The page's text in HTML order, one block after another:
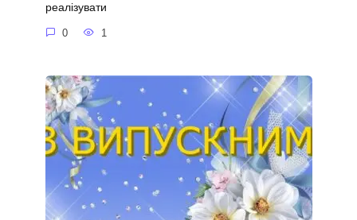
реалізувати
0 1